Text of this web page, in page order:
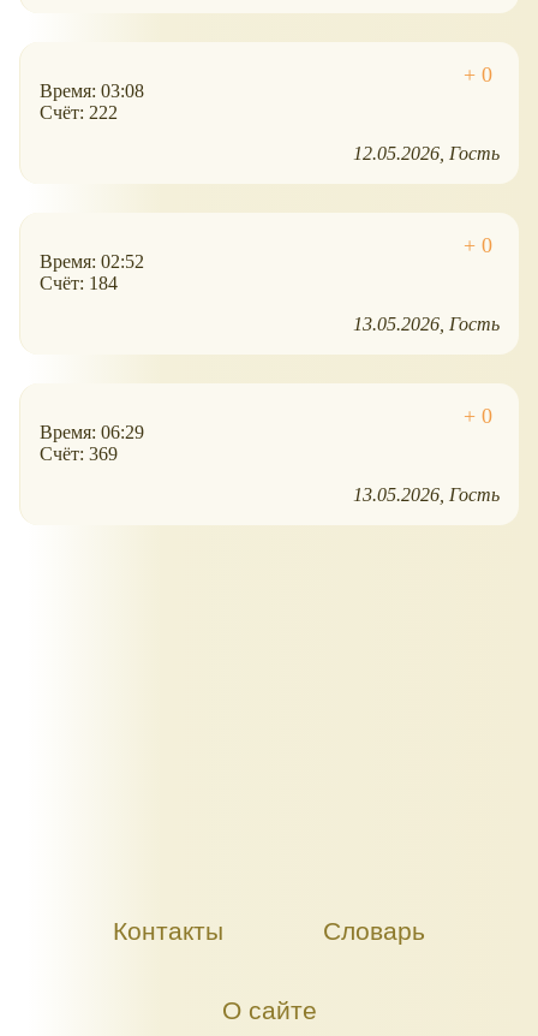
Время: 03:08
Счёт: 222
12.05.2026 Гость
Время: 02:52
Счёт: 184
13.05.2026 Гость
Время: 06:29
Счёт: 369
13.05.2026 Гость
Контакты Словарь
О сайте